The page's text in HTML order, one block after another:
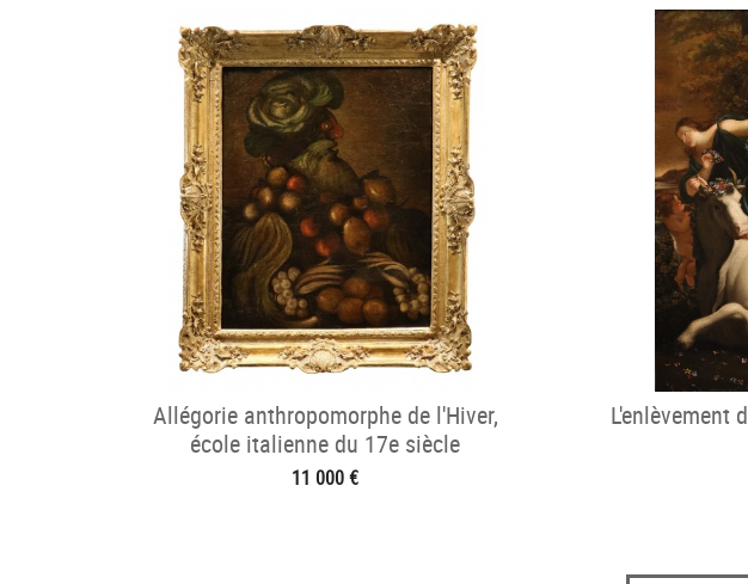
Allégorie anthropomorphe de l'Hiver,
école italienne du 17e siècle
11 000 €
L'enlèvement